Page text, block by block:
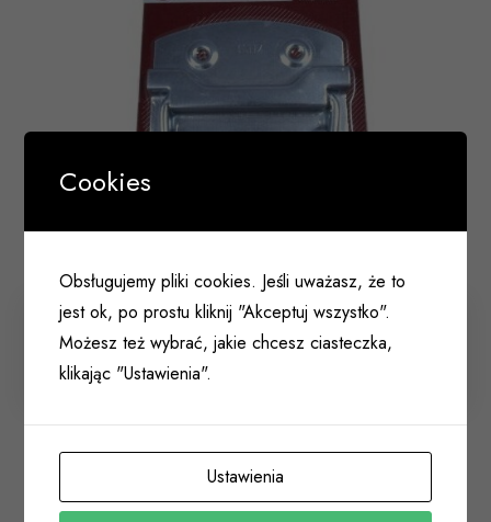
Uchwyt do skrzyni 110x80mm
045 012
Cookies
Obsługujemy pliki cookies. Jeśli uważasz, że to
jest ok, po prostu kliknij "Akceptuj wszystko".
Możesz też wybrać, jakie chcesz ciasteczka,
klikając "Ustawienia".
Ustawienia